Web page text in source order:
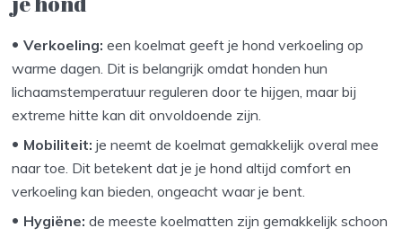
Verkoeling:een koelmat geeft je hond verkoeling op
warme dagen. Dit is belangrijk omdat honden hun
lichaamstemperatuur reguleren door te hijgen, maar bij
extreme hitte kan dit onvoldoende zijn.
Mobiliteit: je neemt de koelmat gemakkelijk overal mee
naar toe. Dit betekent dat je je hond altijd comfort en
verkoeling kan bieden, ongeacht waar je bent.
Hygiëne: de meeste koelmatten zijn gemakkelijk schoon